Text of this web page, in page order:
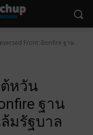
Front: Bonfire ฐาน
หวัน
ฐาน
มรัฐบาล